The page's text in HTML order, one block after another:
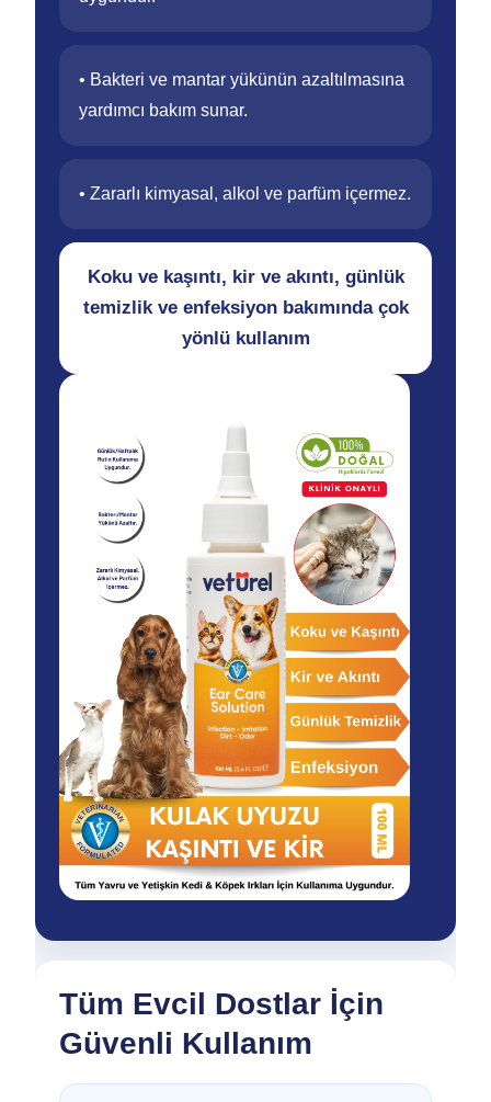
• Bakteri ve mantar yükünün azaltılmasına
yardımcı bakım sunar.
• Zararlı kimyasal, alkol ve parfüm içermez.
Koku ve kaşıntı, kir ve akıntı, günlük
temizlik ve enfeksiyon bakımında çok
yönlü kullanım
Tüm Evcil Dostlar İçin
Güvenli Kullanım